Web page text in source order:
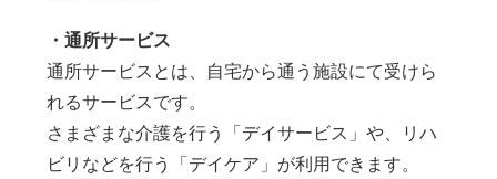
・通所サービス
通所サービスとは、自宅から通う施設にて受けら
れるサービスです。
さまざまな介護を行う「デイサービス」や、リハ
ビリなどを行う「デイケア」が利用できます。